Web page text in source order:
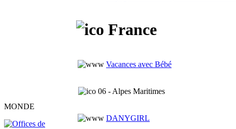
MONDE
France
Vacances avec Bébé
06 - Alpes Maritimes
DANYGIRL